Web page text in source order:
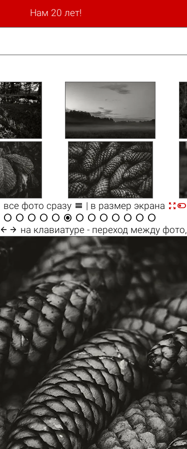
Нам 20 лет!
все фото сразу  | в размер экрана 
            
 на клавиатуре - переход между фото,